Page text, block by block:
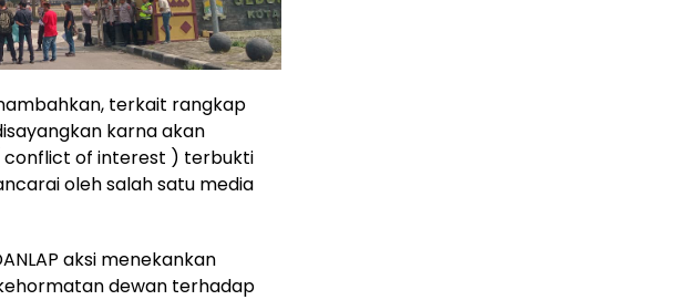
terkait rangkap
karna akan
conflict of interest ) terbukti
oleh salah satu media
aksi menekankan
dewan terhadap